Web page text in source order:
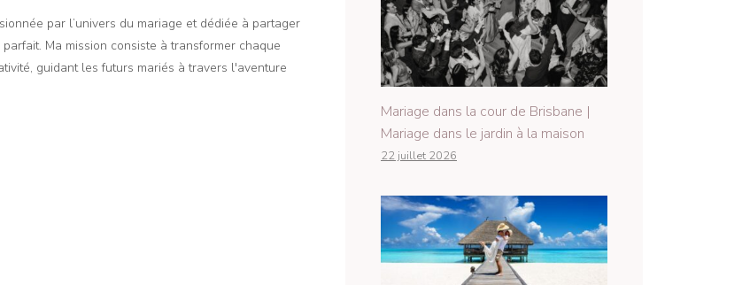
par l’univers du mariage et dédiée à partager
Ma mission consiste à transformer chaque
guidant les futurs mariés à travers l'aventure
Mariage dans la cour de Brisbane |
Mariage dans le jardin à la maison
22 juillet 2026